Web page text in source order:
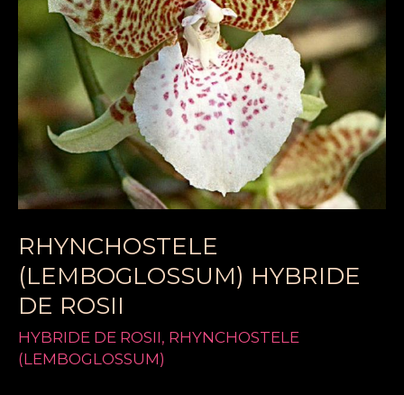
RHYNCHOSTELE
(LEMBOGLOSSUM) HYBRIDE
DE ROSII
HYBRIDE DE ROSII, RHYNCHOSTELE
(LEMBOGLOSSUM)